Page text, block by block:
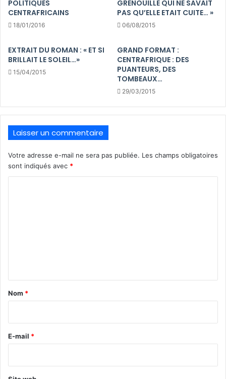
POLITIQUES
CENTRAFRICAINS
18/01/2016
GRENOUILLE QUI NE SAVAIT
PAS QU’ELLE ETAIT CUITE… »
06/08/2015
EXTRAIT DU ROMAN : « ET SI
BRILLAIT LE SOLEIL…»
15/04/2015
GRAND FORMAT :
CENTRAFRIQUE : DES
PUANTEURS, DES
TOMBEAUX…
29/03/2015
Laisser un commentaire
Votre adresse e-mail ne sera pas publiée. Les champs obligatoires
sont indiqués avec *
a
e
Nom *
E-mail *